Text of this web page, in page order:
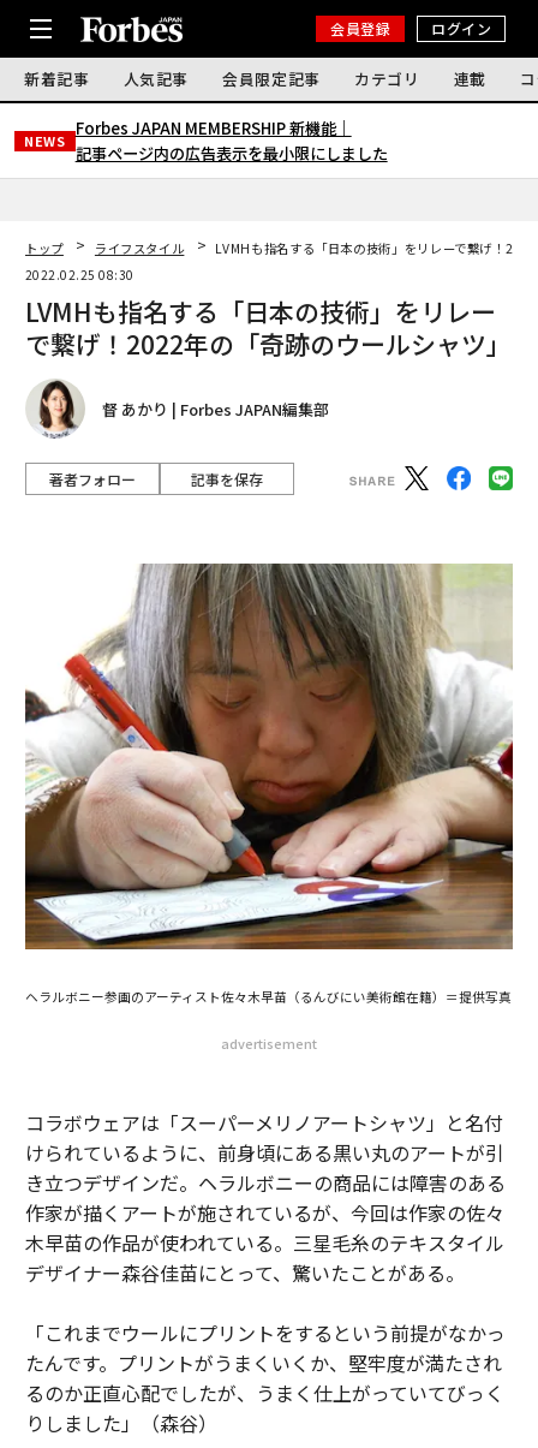
会員登録 ログイン
新着記事 人気記事 会員限定記事 カテゴリ 連載
NEWS
Forbes JAPAN MEMBERSHIP 新機能｜
記事ページ内の広告表示を最小限にしました
トップ ライフスタイル
LVMHも指名する「日本の技術」をリレーで繋げ！
2022.02.25 08:30
LVMHも指名する「日本の技術」をリレー
で繋げ！2022年の「奇跡のウールシャツ」
督 あかり | Forbes JAPAN編集部
著者フォロー 記事を保存
ヘラルボニー参画のアーティスト佐々木早苗（るんびにい美術館在籍）＝提供写真
advertisement
コラボウェアは「スーパーメリノアートシャツ」と名付
けられているように、前身頃にある黒い丸のアートが引
き立つデザインだ。ヘラルボニーの商品には障害のある
作家が描くアートが施されているが、今回は作家の佐々
木早苗の作品が使われている。三星毛糸のテキスタイル
デザイナー森谷佳苗にとって、驚いたことがある。
「これまでウールにプリントをするという前提がなかっ
たんです。プリントがうまくいくか、堅牢度が満たされ
るのか正直心配でしたが、うまく仕上がっていてびっく
りしました」（森谷）